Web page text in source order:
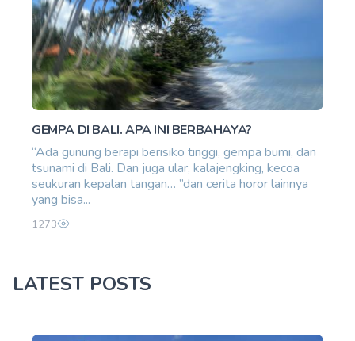
GEMPA DI BALI. APA INI BERBAHAYA?
“Ada gunung berapi berisiko tinggi, gempa bumi, dan
tsunami di Bali. Dan juga ular, kalajengking, kecoa
seukuran kepalan tangan… ”dan cerita horor lainnya
yang bisa...
1273
LATEST POSTS